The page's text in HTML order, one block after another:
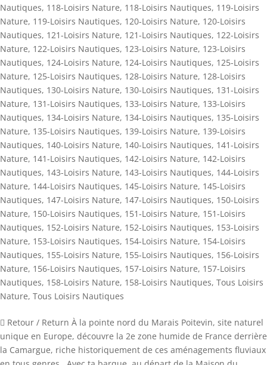
Nautiques, 118-Loisirs Nature, 118-Loisirs Nautiques, 119-Loisirs
Nature, 119-Loisirs Nautiques, 120-Loisirs Nature, 120-Loisirs
Nautiques, 121-Loisirs Nature, 121-Loisirs Nautiques, 122-Loisirs
Nature, 122-Loisirs Nautiques, 123-Loisirs Nature, 123-Loisirs
Nautiques, 124-Loisirs Nature, 124-Loisirs Nautiques, 125-Loisirs
Nature, 125-Loisirs Nautiques, 128-Loisirs Nature, 128-Loisirs
Nautiques, 130-Loisirs Nature, 130-Loisirs Nautiques, 131-Loisirs
Nature, 131-Loisirs Nautiques, 133-Loisirs Nature, 133-Loisirs
Nautiques, 134-Loisirs Nature, 134-Loisirs Nautiques, 135-Loisirs
Nature, 135-Loisirs Nautiques, 139-Loisirs Nature, 139-Loisirs
Nautiques, 140-Loisirs Nature, 140-Loisirs Nautiques, 141-Loisirs
Nature, 141-Loisirs Nautiques, 142-Loisirs Nature, 142-Loisirs
Nautiques, 143-Loisirs Nature, 143-Loisirs Nautiques, 144-Loisirs
Nature, 144-Loisirs Nautiques, 145-Loisirs Nature, 145-Loisirs
Nautiques, 147-Loisirs Nature, 147-Loisirs Nautiques, 150-Loisirs
Nature, 150-Loisirs Nautiques, 151-Loisirs Nature, 151-Loisirs
Nautiques, 152-Loisirs Nature, 152-Loisirs Nautiques, 153-Loisirs
Nature, 153-Loisirs Nautiques, 154-Loisirs Nature, 154-Loisirs
Nautiques, 155-Loisirs Nature, 155-Loisirs Nautiques, 156-Loisirs
Nature, 156-Loisirs Nautiques, 157-Loisirs Nature, 157-Loisirs
Nautiques, 158-Loisirs Nature, 158-Loisirs Nautiques, Tous Loisirs
Nature, Tous Loisirs Nautiques
 Retour / Return À la pointe nord du Marais Poitevin, site naturel
unique en Europe, découvre la 2e zone humide de France derrière
la Camargue, riche historiquement de ces aménagements fluviaux